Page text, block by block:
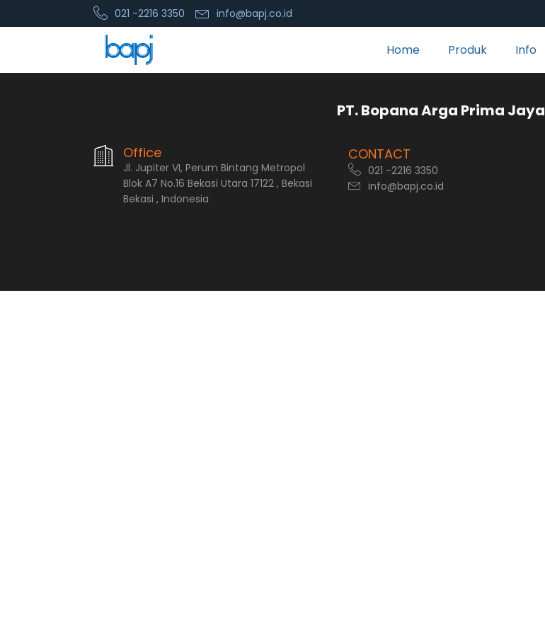
021 -2216 3350 info@bapj.co.id
Home Produk Info
PT. Bopana Arga Prima Jaya
Office
Jl. Jupiter VI, Perum Bintang Metropol
Blok A7 No.16 Bekasi Utara 17122 , Bekasi
Bekasi , Indonesia
CONTACT
021 -2216 3350
info@bapj.co.id